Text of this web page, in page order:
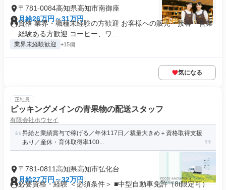
〒781-0084高知県高知市南御座
月給26万円～31万円
資格 業界・職種未経験の方歓迎 お客様への販売・接客・営業
経験ある方歓迎 コーヒー、ワ...
業界未経験歓迎 +15個
気になる
正社員
ピッキングメインの青果物の配送スタッフ
有限会社ホウセイ
昇給と業績賞与で稼げる／年休117日／裁量大きめ＋資格取得支援
あり／産休・育休取得率100...
〒781-0811高知県高知市弘化台
月給27万円～32万円
必要資格・経験 ＜必須条件＞ ■中型自動車免許（8t限定可）